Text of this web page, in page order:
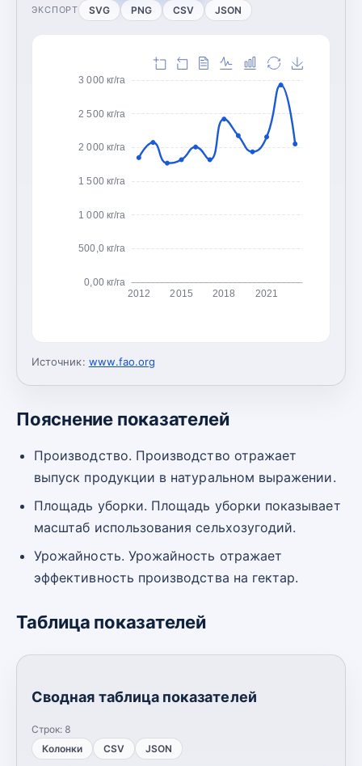
ЭКСПОРТ SVG PNG CSV JSON
0,00 кг/га
500,0 кг/га
1 000 кг/га
1 500 кг/га
2 000 кг/га
2 500 кг/га
3 000 кг/га
2012 2015 2018 2021
Источник: www.fao.org
Пояснение показателей
Производство. Производство отражает
выпуск продукции в натуральном выражении.
Площадь уборки. Площадь уборки показывает
масштаб использования сельхозугодий.
Урожайность. Урожайность отражает
эффективность производства на гектар.
Таблица показателей
Сводная таблица показателей
Строк: 8
Колонки
CSV JSON